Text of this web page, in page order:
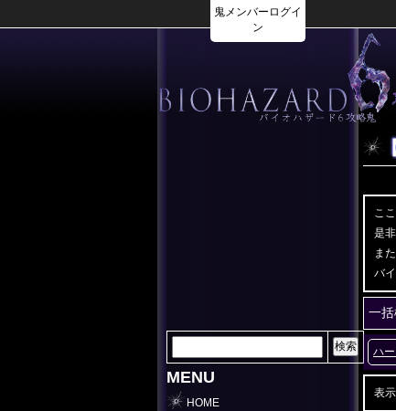
鬼メンバーログイ
ン
MENU
HOME
こ
是
ま
バ
一
ハ
表